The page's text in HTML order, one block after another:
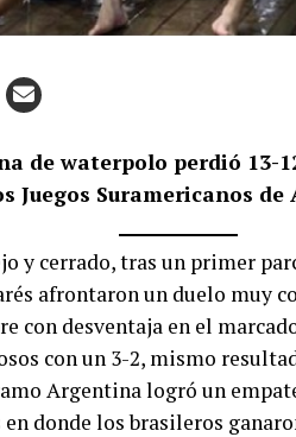
de waterpolo perdió 13-
Juegos Suramericanos de
y cerrado, tras un primer
afrontaron un duelo muy
con desventaja en el
con un 3-2, mismo
Argentina logró un
donde los brasileros